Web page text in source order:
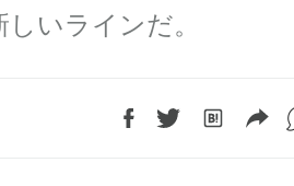
いラインだ。